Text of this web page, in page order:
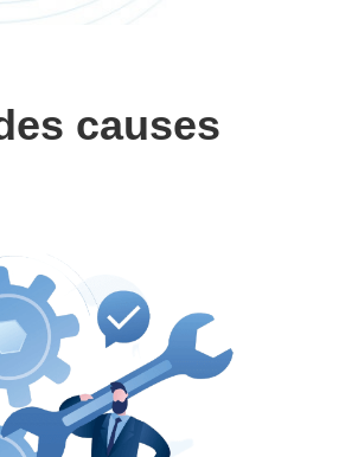
causes